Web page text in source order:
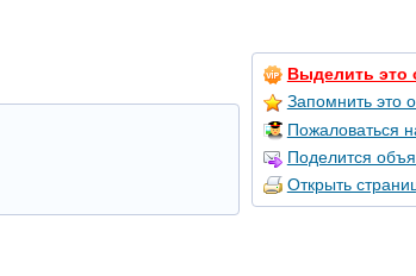
Выделить это
Запомнить это
Пожаловаться
Поделится
Открыть